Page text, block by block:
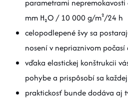
parametrami
mm H₂O / 10 000 g/m²/24 h
celopodlepené švy sa
nosení v nepriaznivom
vďaka elastickej konštrukcii
pohybe a prispôsobí sa
praktickosť bunde dodáva aj